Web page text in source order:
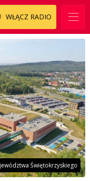
WŁĄCZ RADIO
Świętokrzyskiego